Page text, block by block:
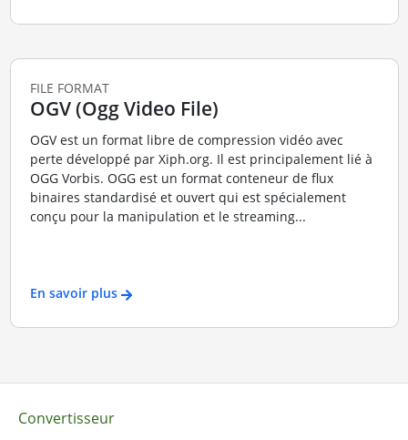
FILE FORMAT
OGV (Ogg Video File)
OGV est un format libre de compression vidéo avec
perte développé par Xiph.org. Il est principalement lié à
OGG Vorbis. OGG est un format conteneur de flux
binaires standardisé et ouvert qui est spécialement
conçu pour la manipulation et le streaming...
En savoir plus
Convertisseur